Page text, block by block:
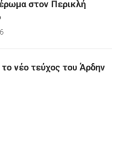
στον Περικλή
νέο τεύχος του Άρδην